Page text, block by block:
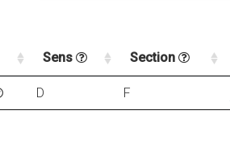
Sens Section
D F